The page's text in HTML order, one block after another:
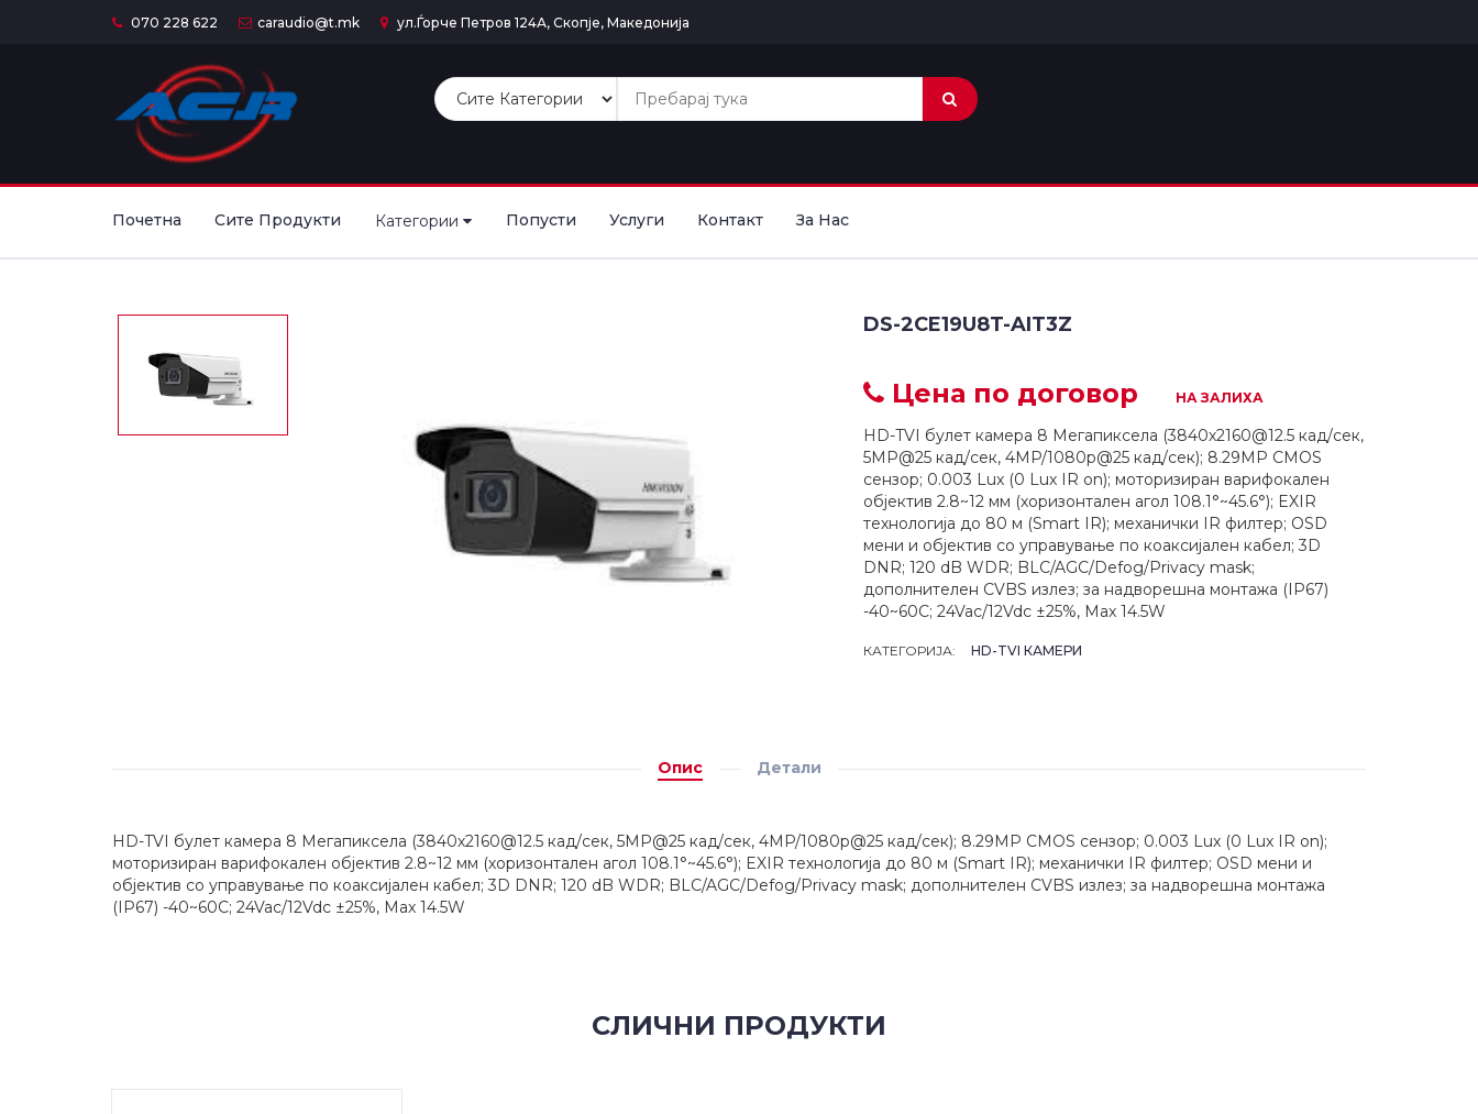
070 228 622 caraudio@t.mk ул.Ѓорче Петров 124А, Скопје, Македонија
Почетна Сите Продукти Категории Попусти Услуги Контакт За Нас
DS-2CE19U8T-AIT3Z
Цена по договор НА ЗАЛИХА
HD-TVI булет камера 8 Мегапиксела (3840х2160@12.5 кад/сек,
5MP@25 кад/сек, 4MP/1080p@25 кад/сек); 8.29MP CMOS
сензор; 0.003 Lux (0 Lux IR on); моторизиран варифокален
објектив 2.8~12 мм (хоризонтален агол 108.1°~45.6°); EXIR
технологија до 80 м (Smart IR); механички IR филтер; OSD
мени и објектив со управување по коаксијален кабел; 3D
DNR; 120 dB WDR; BLC/AGC/Defog/Privacy mask;
дополнителен CVBS излез; за надворешна монтажа (IP67)
-40~60C; 24Vac/12Vdc ±25%, Max 14.5W
КАТЕГОРИЈА: HD-TVI КАМЕРИ
Опис Детали
HD-TVI булет камера 8 Мегапиксела (3840х2160@12.5 кад/сек, 5MP@25 кад/сек, 4MP/1080p@25 кад/сек); 8.29MP CMOS сензор; 0.003 Lux (0 Lux IR on);
моторизиран варифокален објектив 2.8~12 мм (хоризонтален агол 108.1°~45.6°); EXIR технологија до 80 м (Smart IR); механички IR филтер; OSD мени и
објектив со управување по коаксијален кабел; 3D DNR; 120 dB WDR; BLC/AGC/Defog/Privacy mask; дополнителен CVBS излез; за надворешна монтажа
(IP67) -40~60C; 24Vac/12Vdc ±25%, Max 14.5W
СЛИЧНИ ПРОДУКТИ